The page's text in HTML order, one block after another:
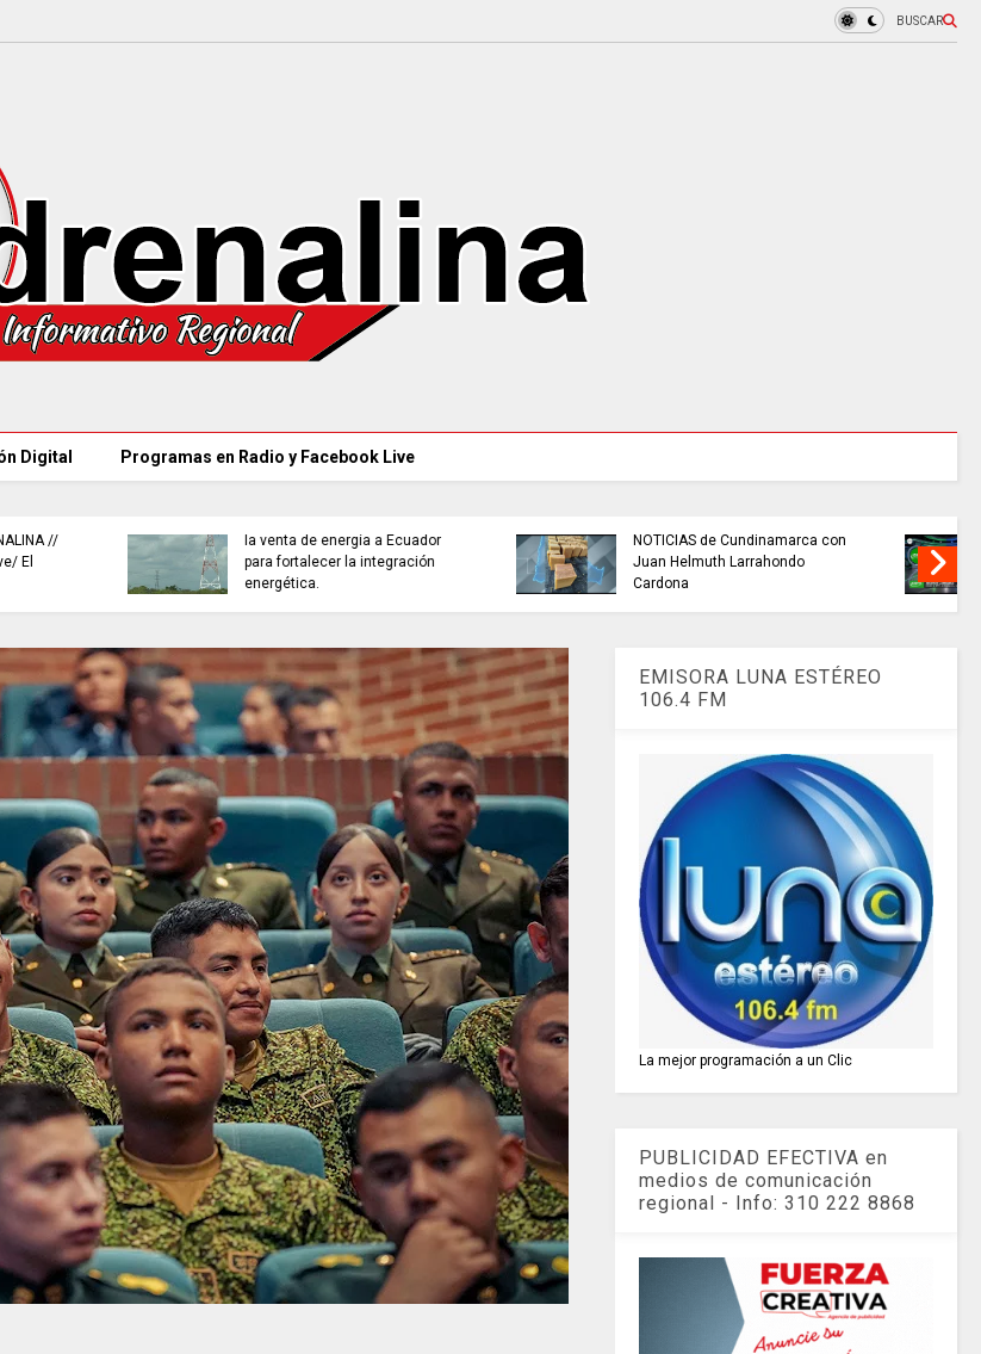
BUSCAR
Digital Programas en Radio y Facebook Live
internacional
buscan mejorar la calidad del
agua que consumen miles de
familias en Cundinamarca.
TRABAJO....................si hay //
jueves 6 de agosto de 2026
EMISORA LUNA ESTÉREO
106.4 FM
La mejor programación a un Clic
PUBLICIDAD EFECTIVA en
medios de comunicación
regional - Info: 310 222 8868